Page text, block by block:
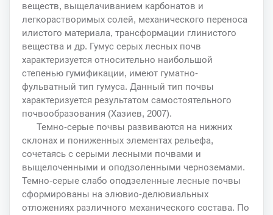
веществ, выщелачиванием карбонатов и
легкорастворимых солей, механического переноса
илистого материала, трансформации глинистого
вещества и др. Гумус серых лесных почв
характеризуется относительно наибольшой
степенью гумификации, имеют гуматно-
фульватный тип гумуса. Данный тип почвы
характеризуется результатом самостоятельного
почвообразования (Хазиев, 2007).
Темно-серые почвы развиваются на нижних
склонах и пониженных элементах рельефа,
сочетаясь с серыми лесными почвами и
выщелоченными и оподзоленными черноземами.
Темно-серые слабо оподзеленные лесные почвы
сформированы на элювио-делювиальных
отложениях различного механического состава. По